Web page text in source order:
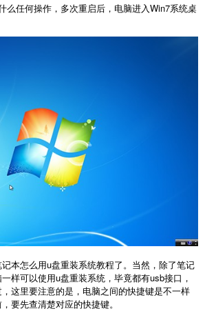
么任何操作，多次重启后，电脑进入Win7系统桌
本怎么用u盘重装系统教程了。当然，除了笔记
样可以使用u盘重装系统，毕竟都有usb接口，
这里要注意的是，电脑之间的快捷键是不一样
要先查清楚对应的快捷键。